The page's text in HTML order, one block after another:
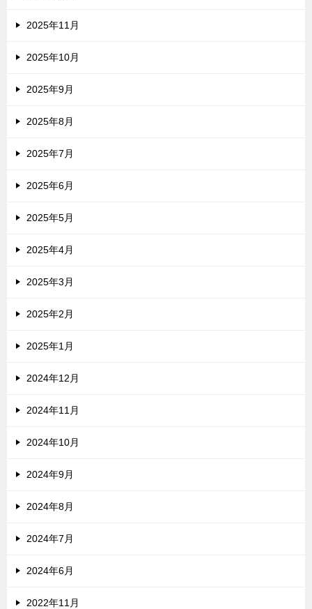
2025年11月
2025年10月
2025年9月
2025年8月
2025年7月
2025年6月
2025年5月
2025年4月
2025年3月
2025年2月
2025年1月
2024年12月
2024年11月
2024年10月
2024年9月
2024年8月
2024年7月
2024年6月
2022年11月